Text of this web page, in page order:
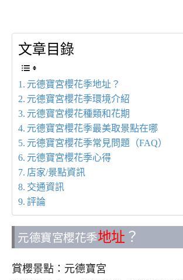
文章目錄
元德寶宮櫻花季地址？
元德寶宮櫻花季環境介紹
元德寶宮櫻花種類和花期
元德寶宮櫻花季最美取景點在哪
元德寶宮櫻花季常見問題（FAQ）
元德寶宮櫻花季心得
店家/景點資訊
交通資訊
評論
元德寶宮櫻花季地址 ？
賞櫻景點：元德寶宮